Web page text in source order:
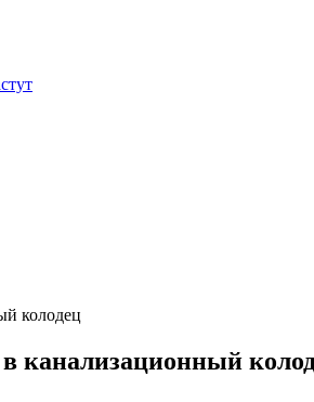
колодец
канализационный